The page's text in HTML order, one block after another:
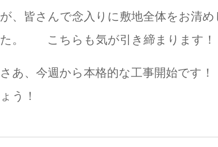
が、皆さんで念入りに敷地全体をお清
た。 こちらも気が引き締まります！
さあ、今週から本格的な工事開始です
ょう！